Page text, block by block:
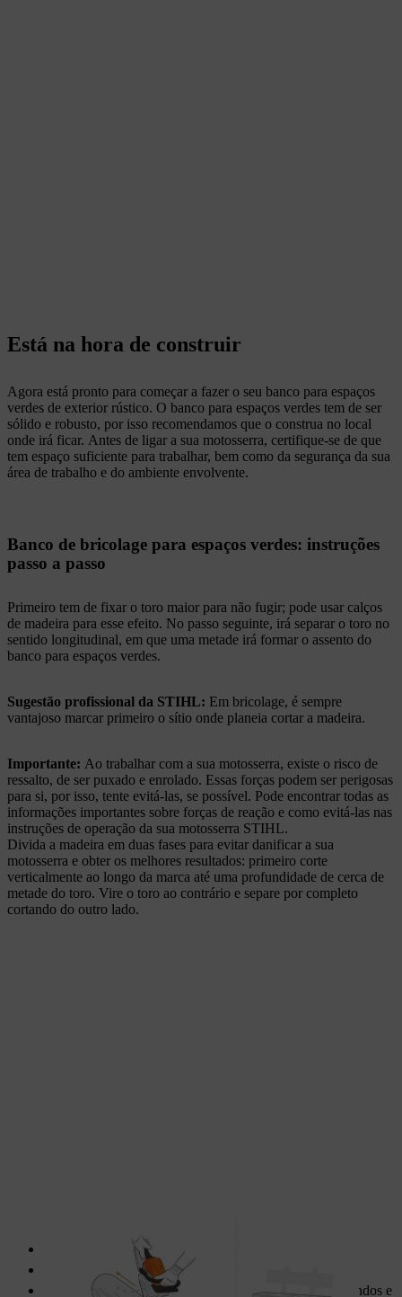
Está na hora de construir
Agora está pronto para começar a fazer o seu banco para espaços
verdes de exterior rústico. O banco para espaços verdes tem de ser
sólido e robusto, por isso recomendamos que o construa no local
onde irá ficar. Antes de ligar a sua motosserra, certifique-se de que
tem espaço suficiente para trabalhar, bem como da segurança da sua
área de trabalho e do ambiente envolvente.
Banco de bricolage para espaços verdes: instruções
passo a passo
Primeiro tem de fixar o toro maior para não fugir; pode usar calços
de madeira para esse efeito. No passo seguinte, irá separar o toro no
sentido longitudinal, em que uma metade irá formar o assento do
banco para espaços verdes.
Sugestão profissional da STIHL: Em bricolage, é sempre
vantajoso marcar primeiro o sítio onde planeia cortar a madeira.
Importante: Ao trabalhar com a sua motosserra, existe o risco de
ressalto, de ser puxado e enrolado. Essas forças podem ser perigosas
para si, por isso, tente evitá-las, se possível. Pode encontrar todas as
informações importantes sobre forças de reação e como evitá-las nas
instruções de operação da sua motosserra STIHL.
Divida a madeira em duas fases para evitar danificar a sua
motosserra e obter os melhores resultados: primeiro corte
verticalmente ao longo da marca até uma profundidade de cerca de
metade do toro. Vire o toro ao contrário e separe por completo
cortando do outro lado.
Marque o centro dos dois toros curtos.
Faça um corte em V até meio do tronco.
Os cortes nos dois pés têm de ser suficientemente profundos e